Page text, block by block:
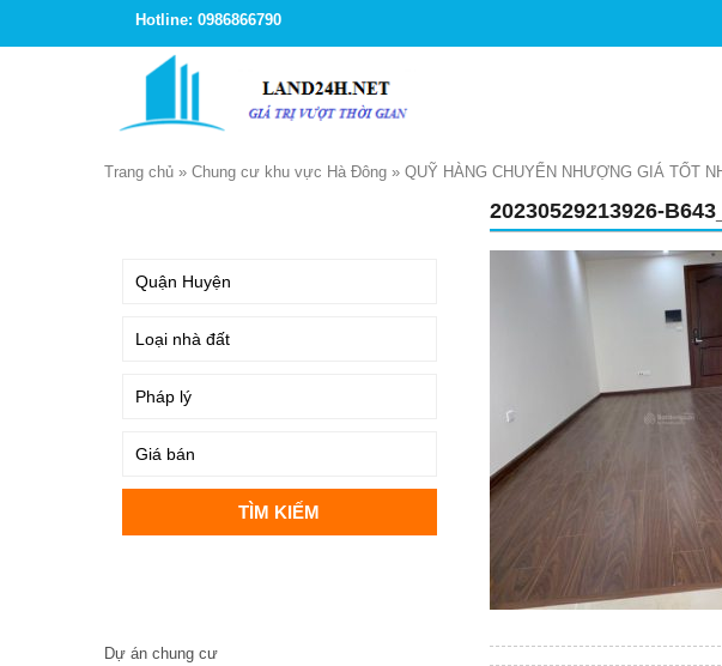
Hotline: 0986866790
Trang chủ » Chung cư khu vực Hà Đông » QUỸ HÀNG CHUYỂN NHƯỢNG GIÁ TỐT
20230529213926-
Dự án chung cư